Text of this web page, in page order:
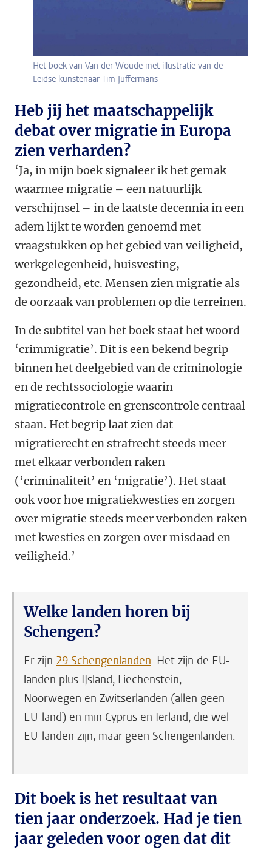
Het boek van Van der Woude met illustratie van de
Leidse kunstenaar Tim Juffermans
Heb jij het maatschappelijk
debat over migratie in Europa
zien verharden?
‘Ja, in mijn boek signaleer ik het gemak
waarmee migratie – een natuurlijk
verschijnsel – in de laatste decennia in een
adem lijkt te worden genoemd met
vraagstukken op het gebied van veiligheid,
werkgelegenheid, huisvesting,
gezondheid, etc. Mensen zien migratie als
de oorzaak van problemen op die terreinen.
In de subtitel van het boek staat het woord
‘crimmigratie’. Dit is een bekend begrip
binnen het deelgebied van de criminologie
en de rechtssociologie waarin
migratiecontrole en grenscontrole centraal
staan. Het begrip laat zien dat
migratierecht en strafrecht steeds meer
met elkaar verbonden raken
(‘criminaliteit’ en ‘migratie’). Het staat
ook voor hoe migratiekwesties en zorgen
over migratie steeds meer verbonden raken
met kwesties en zorgen over misdaad en
veiligheid.’
Welke landen horen bij
Schengen?
Er zijn 29 Schengenlanden. Het zijn de EU-
landen plus IJsland, Liechenstein,
Noorwegen en Zwitserlanden (allen geen
EU-land) en min Cyprus en Ierland, die wel
EU-landen zijn, maar geen Schengenlanden.
Dit boek is het resultaat van
tien jaar onderzoek. Had je tien
jaar geleden voor ogen dat dit